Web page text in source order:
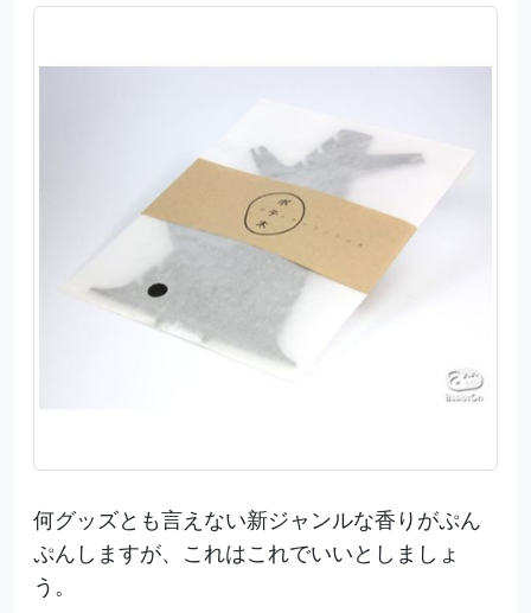
何グッズとも言えない新ジャンルな香りがぷん
ぷんしますが、これはこれでいいとしましょ
う。